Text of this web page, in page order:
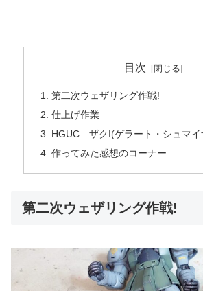
目次
第二次ウェザリング作戦!
仕上げ作業
HGUC ザクI(ゲラート・シュマ
作ってみた感想のコーナー
第二次ウェザリング作戦!